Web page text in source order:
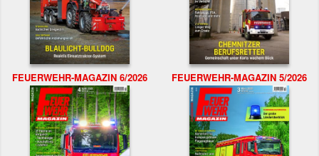
FEUERWEHR-MAGAZIN 6/2026 FEUERWEHR-MAGAZIN 5/2026